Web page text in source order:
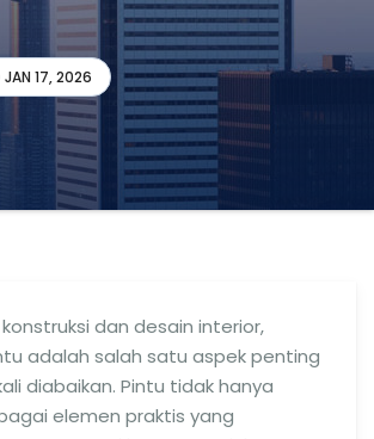
JAN 17, 2026
dan desain interior,
adalah salah satu aspek penting
diabaikan. Pintu tidak hanya
elemen praktis yang